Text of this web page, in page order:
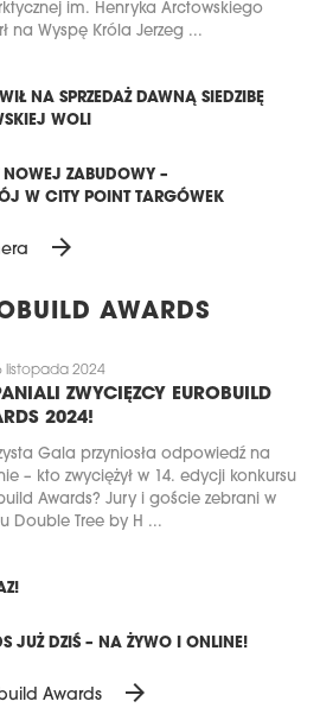
im. Henryka Arctowskiego
na Wyspę Króla Jerzeg ...
NA SPRZEDAŻ DAWNĄ SIEDZIBĘ
WOLI
NOWEJ ZABUDOWY –
W CITY POINT TARGÓWEK
arrow_forward
AWARDS
listopada 2024
ZWYCIĘZCY EUROBUILD
2024!
Gala przyniosła odpowiedź na
– kto zwyciężył w 14. edycji konkursu
Awards? Jury i goście zebrani w
Double Tree by H ...
JUŻ DZIŚ – NA ŻYWO I ONLINE!
Awards arrow_forward